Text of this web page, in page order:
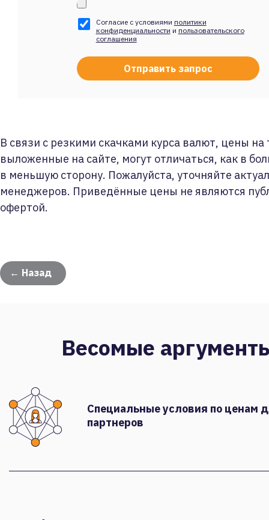
Согласие с условиями политики
конфиденциальности и пользовательского
соглашения
В связи с резкими скачками курса валют, цены на
выложенные на сайте, могут отличаться, как в
в меньшую сторону. Пожалуйста, уточняйте
менеджеров. Приведённые цены не являются
офертой.
← Назад
Весомые
Специальные условия по ценам
партнеров